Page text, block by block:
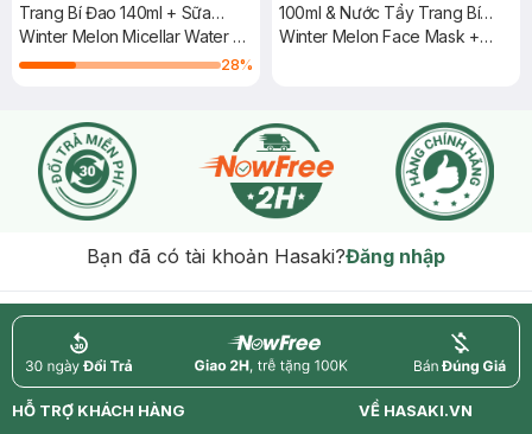
Trang Bí Đao 140ml + Sữa
Chống Nắng Bí Đao 15ml
Winter Melon Micellar Water +
Winter Melon Sun Fluid Broad-
28%
100ml & Nước Tẩy Trang Bí
Đao 140ml
Winter Melon Face Mask +
Bạn đã có tài khoản Hasaki?Đăng nhập
return nowfree price
HỖ TRỢ KHÁCH HÀNG
VỀ HASAKI.VN